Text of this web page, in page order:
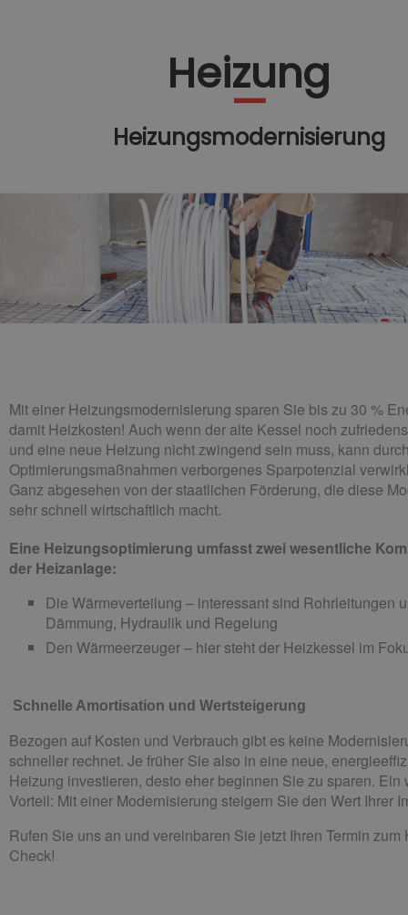
Heizung
Heizungsmodernisierung
Mit einer Heizungsmodernisierung sparen Sie bis zu 30 %
damit Heizkosten! Auch wenn der alte Kessel noch
und eine neue Heizung nicht zwingend sein muss, kann
Optimierungsmaßnahmen verborgenes Sparpotenzial
Ganz abgesehen von der staatlichen Förderung, die diese
sehr schnell wirtschaftlich macht.
Eine Heizungsoptimierung umfasst zwei wesentliche
der Heizanlage:
Die Wärmeverteilung – interessant sind Rohrleitungen
Dämmung, Hydraulik und Regelung
Den Wärmeerzeuger – hier steht der Heizkessel im
Schnelle Amortisation und Wertsteigerung
Bezogen auf Kosten und Verbrauch gibt es keine
schneller rechnet. Je früher Sie also in eine neue,
Heizung investieren, desto eher beginnen Sie zu sparen. Ein
Vorteil: Mit einer Modernisierung steigern Sie den Wert Ihrer
Rufen Sie uns an und vereinbaren Sie jetzt Ihren Termin zum
Check!